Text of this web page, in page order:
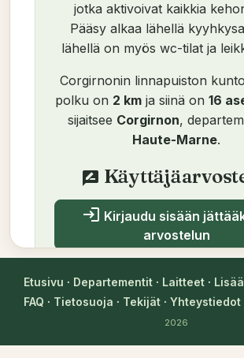
jotka aktivoivat kaikkia
Pääsy alkaa lähellä
lähellä on myös wc-tilat ja
Corgirnonin linnapuiston
polku on 2 km ja siinä on 16
sijaitsee Corgirnon,
Haute-Marne.
rate_review
login Kirjaudu sisään
arvostelun
Etusivu · Departementit· Laitteet·
FAQ · Tietosuoja · Tekijät · Yhteystiedot
2026